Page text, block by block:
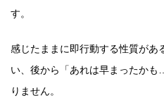
す。
感じたままに即行動する性質があ
い、後から「あれは早まったか
りません。